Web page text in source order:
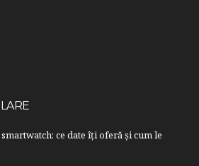
ce date îți oferă și cum le